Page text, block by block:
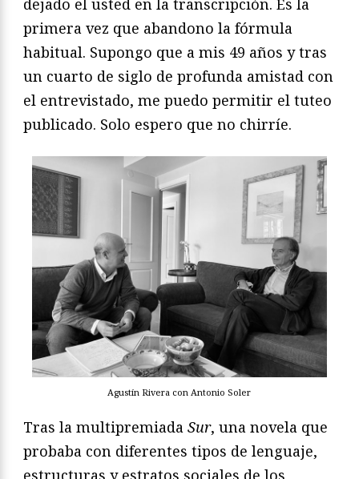
primera vez que abandono la fórmula
habitual. Supongo que a mis 49 años y tras
un cuarto de siglo de profunda amistad con
el entrevistado, me puedo permitir el tuteo
publicado. Solo espero que no chirríe.
Agustín Rivera con Antonio Soler
Tras la multipremiada Sur, una novela que
probaba con diferentes tipos de lenguaje,